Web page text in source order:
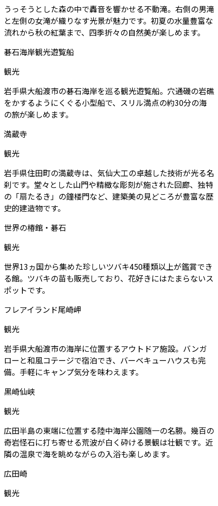
うっそうとした森の中で轟音を響かせる不動滝。右側の男滝
と左側の女滝が織りなす光景が魅力です。初夏の水量豊富な
流れから秋の紅葉まで、四季折々の自然美が楽しめます。
碁石海岸観光遊覧船
観光
岩手県大船渡市の碁石海岸を巡る観光遊覧船。穴通磯の岩礁
をかするようにくぐる小型船で、スリル満点の約30分の海
の旅が楽しめます。
満蔵寺
観光
岩手県住田町の満蔵寺は、気仙大工の卓越した技術が光る名
刹です。堂々とした山門や精緻な彫刻が施された回廊、独特
の「扇たるき」の鐘楼門など、建築美の見どころが豊富な歴
史的建造物です。
世界の椿館・碁石
観光
世界13ヵ国から集めた珍しいツバキ450種類以上が鑑賞でき
る館。ツバキの苗も販売しており、花好きにはたまらないス
ポットです。
フレアイランド尾崎岬
観光
岩手県大船渡市の海岸に位置するアウトドア施設。バンガ
ローと和風コテージで宿泊でき、バーベキューハウスも完
備。手軽にキャンプ気分を味わえます。
黒崎仙峡
観光
広田半島の東端に位置する陸中海岸公園随一の名勝。幾百の
奇岩怪石に打ち寄せる荒波が白く砕ける景観は壮観です。近
隣の温泉で海を眺めながらの入浴も楽しめます。
広田崎
観光